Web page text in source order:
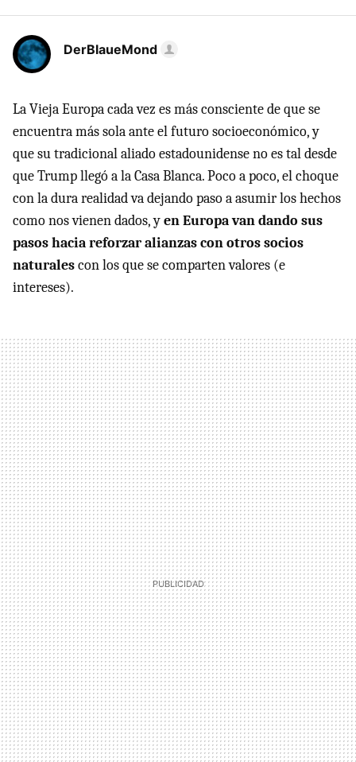
DerBlaueMond
La Vieja Europa cada vez es más consciente de que se
encuentra más sola ante el futuro socioeconómico, y
que su tradicional aliado estadounidense no es tal desde
que Trump llegó a la Casa Blanca. Poco a poco, el choque
con la dura realidad va dejando paso a asumir los hechos
como nos vienen dados, yen Europa van dando sus
pasos hacia reforzar alianzas con otros socios
naturalescon los que se comparten valores (e
intereses).